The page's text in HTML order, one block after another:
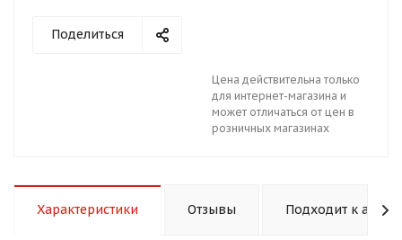
Поделиться
Цена действительна только
для интернет-магазина и
может отличаться от цен в
розничных магазинах
Характеристики Отзывы Подходит к авто